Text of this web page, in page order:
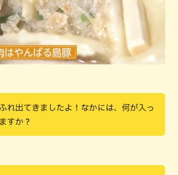
れ出てきましたよ！なかには、何が入っ
すか？